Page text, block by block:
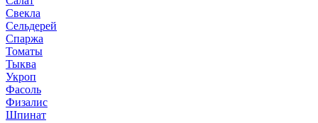
Свекла
Сельдерей
Спаржа
Томаты
Тыква
Укроп
Фасоль
Физалис
Шпинат